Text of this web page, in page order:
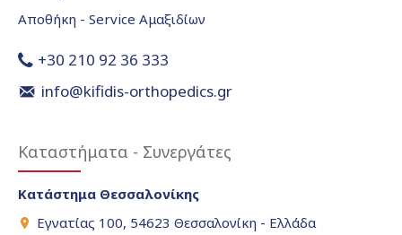
Αποθήκη - Service Αμαξιδίων
+30 210 92 36 333
info@kifidis-orthopedics.gr
Καταστήματα - Συνεργάτες
Κατάστημα Θεσσαλονίκης
Εγνατίας 100, 54623 Θεσσαλονίκη - Ελλάδα